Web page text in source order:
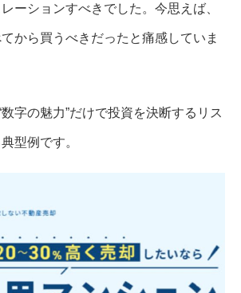
ーションすべきでした。今思えば、
から買うべきだったと痛感していま
字の魅力”だけで投資を決断するリス
型例です。